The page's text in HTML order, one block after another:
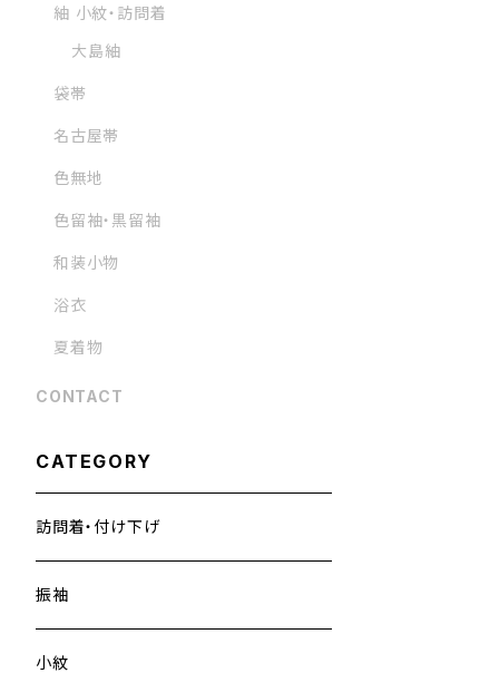
紬 小紋・訪問着
大島紬
袋帯
名古屋帯
色無地
色留袖・黒留袖
和装小物
浴衣
夏着物
CONTACT
CATEGORY
訪問着・付け下げ
振袖
小紋